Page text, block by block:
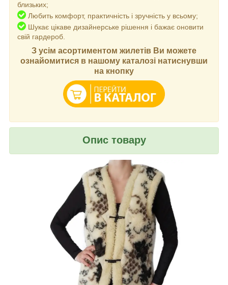
близьких;
Любить комфорт, практичність і зручність у всьому;
Шукає цікаве дизайнерське рішення і бажає оновити
свій гардероб.
З усім асортиментом жилетів Ви можете
ознайомитися в нашому каталозі натиснувши
на кнопку
Опис товару